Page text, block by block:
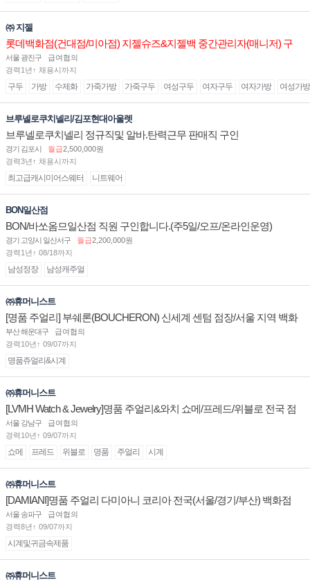
㈜ 지젤
롯데백화점(건대점/미아점) 지젤슈즈&지젤백 중간관리자(매니저) 구
인합니다
서울 광진구
급여협의
경력1년↑ 채용시까지
구두 가방 수제화 가죽가방 가죽구두 여성구두 여자구두 여자가방 여성가방
브루넬로쿠치넬리/김포현대아울렛
브루넬로쿠치넬리 정규직및 알바.탄력근무 판매직 구인
경기 김포시 월급2,500,000원
경력3년↑ 채용시까지
최고급캐시미어스웨터 니트웨어
BON일산점
BON/바쏘옴므일산점 직원 구인합니다.(주5일/오프/온라인운영)
경기 고양시 일산서구 월급2,200,000원
경력1년↑ 08/18까지
남성정장 남성캐주얼
㈜휴머니스트
[명품 주얼리] 부쉐론(BOUCHERON) 신세계 센텀 점장/서울 지역 백화
점 판매사원 채용
부산 해운대구
급여협의
경력10년↑ 09/07까지
명품쥬얼리&시계
㈜휴머니스트
[LVMH Watch & Jewelry]명품 주얼리&와치 쇼메/프레드/위블로 전국 점
장/부점장/판매사원 채용
서울 강남구
급여협의
경력10년↑ 09/07까지
쇼메 프레드 위블로 명품 주얼리 시계
㈜휴머니스트
[DAMIANI]명품 주얼리 다미아니 코리아 전국(서울/경기/부산) 백화점
부점장/판매사원 채용
서울 송파구
급여협의
경력8년↑ 09/07까지
시계및귀금속제품
㈜휴머니스트